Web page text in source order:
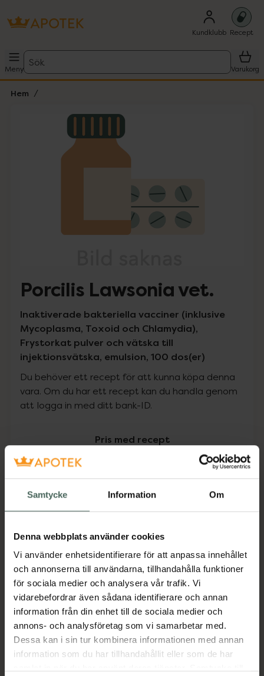
Samtycke Information Om
Denna webbplats använder cookies
Vi använder enhetsidentifierare för att anpassa innehållet
och annonserna till användarna, tillhandahålla funktioner
för sociala medier och analysera vår trafik. Vi
vidarebefordrar även sådana identifierare och annan
information från din enhet till de sociala medier och
annons- och analysföretag som vi samarbetar med.
Dessa kan i sin tur kombinera informationen med annan
information som du har tillhandahållit eller som de har
Kundklubb Recept
Meny
Sök
Varukorg
Hem
Lista: . Innehåller 1 objekt.
Porcilis Lawsonia vet.
Inaktiverade bakteriella vacciner (inklusive
Mycoplasma, Toxoid och Chlamydia),
Frystorkat pulver och vätska till
injektionsvätska, emulsion, 100 dos(er)
Du behöver ett recept för att kunna köpa denna
vara. Om du har ett recept kan du handla genom
att logga in med ditt bank-ID.
Pris med recept
Högkostnadsskyddet gäller inte
1495,20 kr
I apotek:1495,20 kr
Köp via ditt recept
Aktuella erbjudanden
Beskrivning Dölj
EAN:08713184196040